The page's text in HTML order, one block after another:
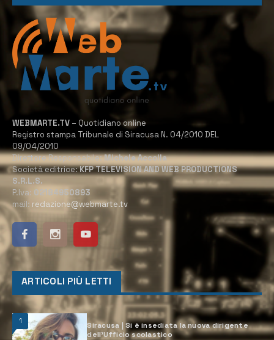
WEBMARTE.TV – Quotidiano online
Registro stampa Tribunale di Siracusa N. 04/2010 DEL
09/04/2010
Direttore Responsabile:Michele Accolla
Società editrice:KFP TELEVISION AND WEB PRODUCTIONS
S.R.L.S.
P.Iva: 02184950893
mail: redazione@webmarte.tv
ARTICOLI PIÙ LETTI
1
Siracusa | Si è insediata la nuova dirigente
dell’Ufficio scolastico